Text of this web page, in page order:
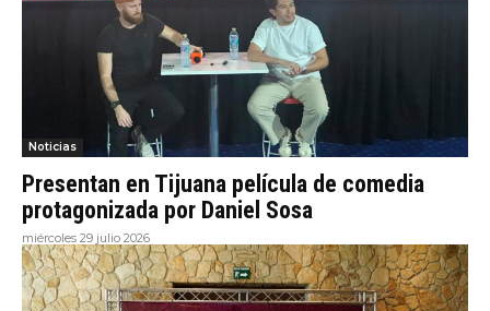
Noticias
Presentan en Tijuana película de comedia
protagonizada por Daniel Sosa
miércoles 29 julio 2026